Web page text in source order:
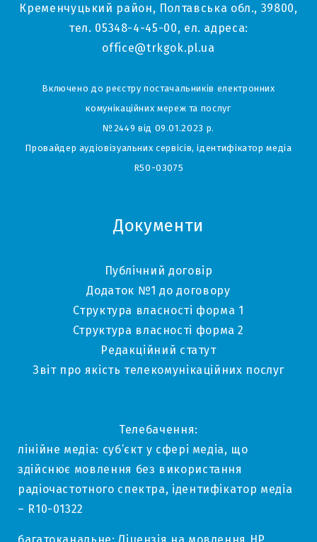
Кременчуцький район, Полтавська обл., 39800,
тел. 05348-4-45-00, ел. адреса:
office@trkgok.pl.ua
Включено до реєстру постачальників електронних
комунікаційних мереж та послуг
№2449 від 09.01.2023 р.
Провайдер аудіовізуальних сервісів, ідентифікатор медіа
R50-03075
Документи
Публічний договір
Додаток №1 до договору
Структура власності форма 1
Структура власності форма 2
Редакційний статут
Звіт про якість телекомунікаційних послуг
Телебачення:
лінійне медіа: суб’єкт у сфері медіа, що
здійснює мовлення без використання
радіочастотного спектра, ідентифікатор медіа
– R10-01322